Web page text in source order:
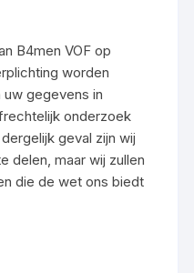
B4men VOF op
worden
gegevens in
onderzoek
geval zijn wij
delen, maar wij zullen
die de wet ons biedt